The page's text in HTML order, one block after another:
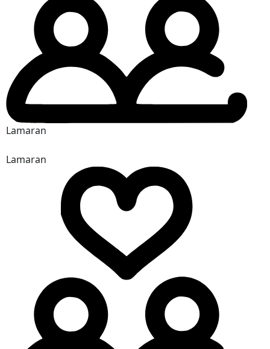
Lamaran
Lamaran